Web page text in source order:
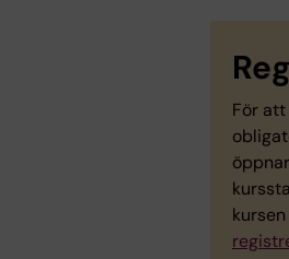
För